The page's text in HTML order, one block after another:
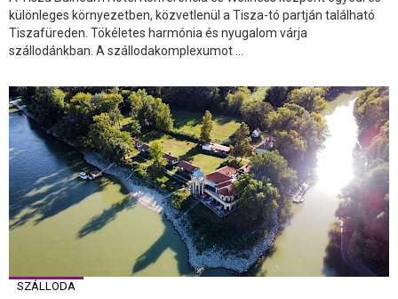
különleges környezetben, közvetlenül a Tisza-tó partján található
Tiszafüreden. Tökéletes harmónia és nyugalom várja
szállodánkban. A szállodakomplexumot ...
SZÁLLODA